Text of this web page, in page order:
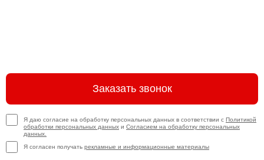
Заказать звонок
Я даю согласие на обработку персональных данных в соответствии с Политикой
обработки персональных данных и Согласием на обработку персональных
данных.
Я согласен получать рекламные и информационные материалы